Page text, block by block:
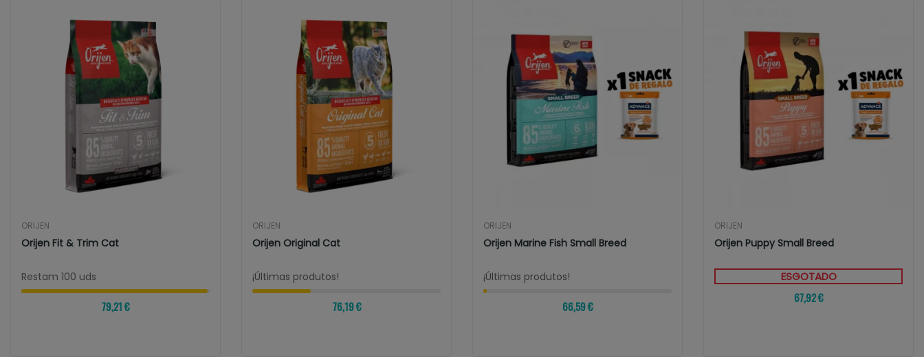
ORIJEN
Orijen Fit & Trim Cat
Restam 100 uds
79,21 €
ORIJEN
Orijen Original Cat
¡Últimas produtos!
76,19 €
ORIJEN
Orijen Marine Fish Small Breed
¡Últimas produtos!
66,59 €
ORIJEN
Orijen Puppy Small Breed
ESGOTADO
67,92 €